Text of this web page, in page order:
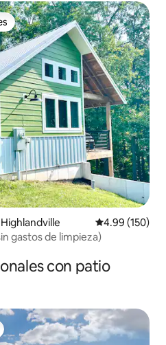
Calificación
4.99 (150)
gastos de limpieza)
con patio